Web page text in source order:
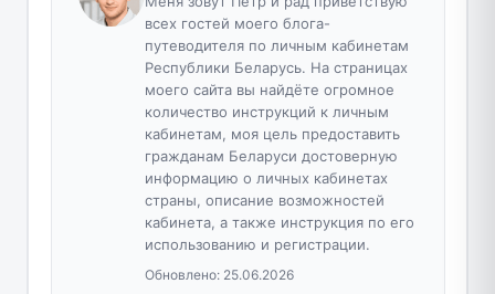
всех гостей моего блога-
путеводителя по личным кабинетам
Республики Беларусь. На страницах
моего сайта вы найдёте огромное
количество инструкций к личным
кабинетам, моя цель предоставить
гражданам Беларуси достоверную
информацию о личных кабинетах
страны, описание возможностей
кабинета, а также инструкция по его
использованию и регистрации.
Обновлено: 25.06.2026